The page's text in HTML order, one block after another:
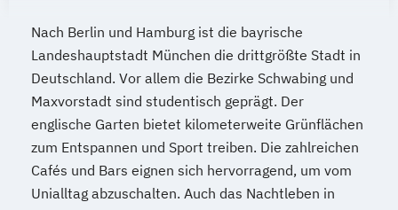
Nach Berlin und Hamburg ist die bayrische
Landeshauptstadt München die drittgrößte Stadt in
Deutschland. Vor allem die Bezirke Schwabing und
Maxvorstadt sind studentisch geprägt. Der
englische Garten bietet kilometerweite Grünflächen
zum Entspannen und Sport treiben. Die zahlreichen
Cafés und Bars eignen sich hervorragend, um vom
Unialltag abzuschalten. Auch das Nachtleben in